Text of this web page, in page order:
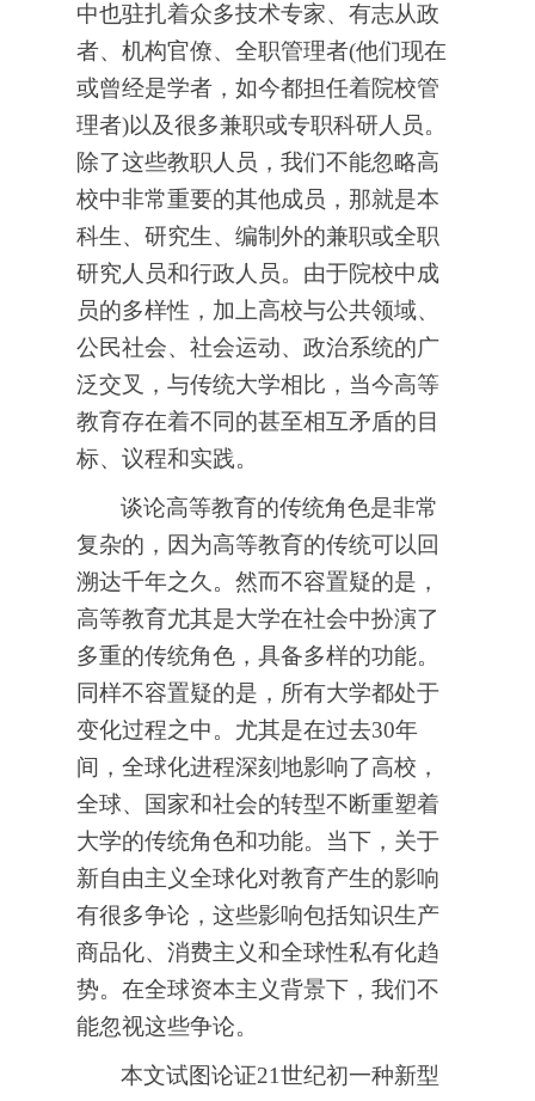
中也驻扎着众多技术专家、有志从政
者、机构官僚、全职管理者(他们现在
或曾经是学者，如今都担任着院校管
理者)以及很多兼职或专职科研人员。
除了这些教职人员，我们不能忽略高
校中非常重要的其他成员，那就是本
科生、研究生、编制外的兼职或全职
研究人员和行政人员。由于院校中成
员的多样性，加上高校与公共领域、
公民社会、社会运动、政治系统的广
泛交叉，与传统大学相比，当今高等
教育存在着不同的甚至相互矛盾的目
标、议程和实践。
谈论高等教育的传统角色是非常
复杂的，因为高等教育的传统可以回
溯达千年之久。然而不容置疑的是，
高等教育尤其是大学在社会中扮演了
多重的传统角色，具备多样的功能。
同样不容置疑的是，所有大学都处于
变化过程之中。尤其是在过去30年
间，全球化进程深刻地影响了高校，
全球、国家和社会的转型不断重塑着
大学的传统角色和功能。当下，关于
新自由主义全球化对教育产生的影响
有很多争论，这些影响包括知识生产
商品化、消费主义和全球性私有化趋
势。在全球资本主义背景下，我们不
能忽视这些争论。
本文试图论证21世纪初一种新型